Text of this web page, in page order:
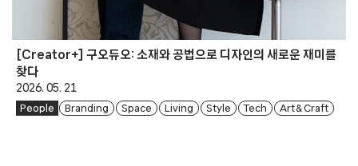
[Creator+] 구오듀오: 소재와 공법으로 디자인의 새로운 재미를
찾다
2026. 05. 21
People Branding Space Living Style Tech Art & Craft